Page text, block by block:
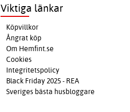
Viktiga länkar
Köpvillkor
Ångrat köp
Om Hemfint.se
Cookies
Integritetspolicy
Black Friday 2025 - REA
Sveriges bästa husbloggare